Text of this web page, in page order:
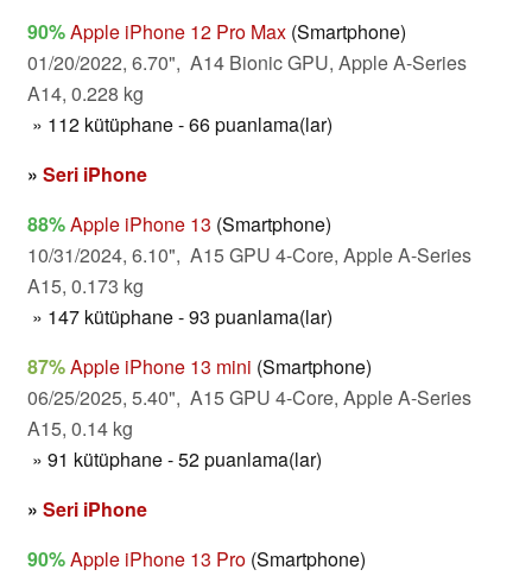
90%Apple iPhone 12 Pro Max (Smartphone)
01/20/2022, 6.70", A14 Bionic GPU, Apple A-Series
A14, 0.228 kg
» 112 kütüphane - 66 puanlama(lar)
» Seri iPhone
88%Apple iPhone 13 (Smartphone)
10/31/2024, 6.10", A15 GPU 4-Core, Apple A-Series
A15, 0.173 kg
» 147 kütüphane - 93 puanlama(lar)
87%Apple iPhone 13 mini (Smartphone)
06/25/2025, 5.40", A15 GPU 4-Core, Apple A-Series
A15, 0.14 kg
» 91 kütüphane - 52 puanlama(lar)
» Seri iPhone
90%Apple iPhone 13 Pro (Smartphone)